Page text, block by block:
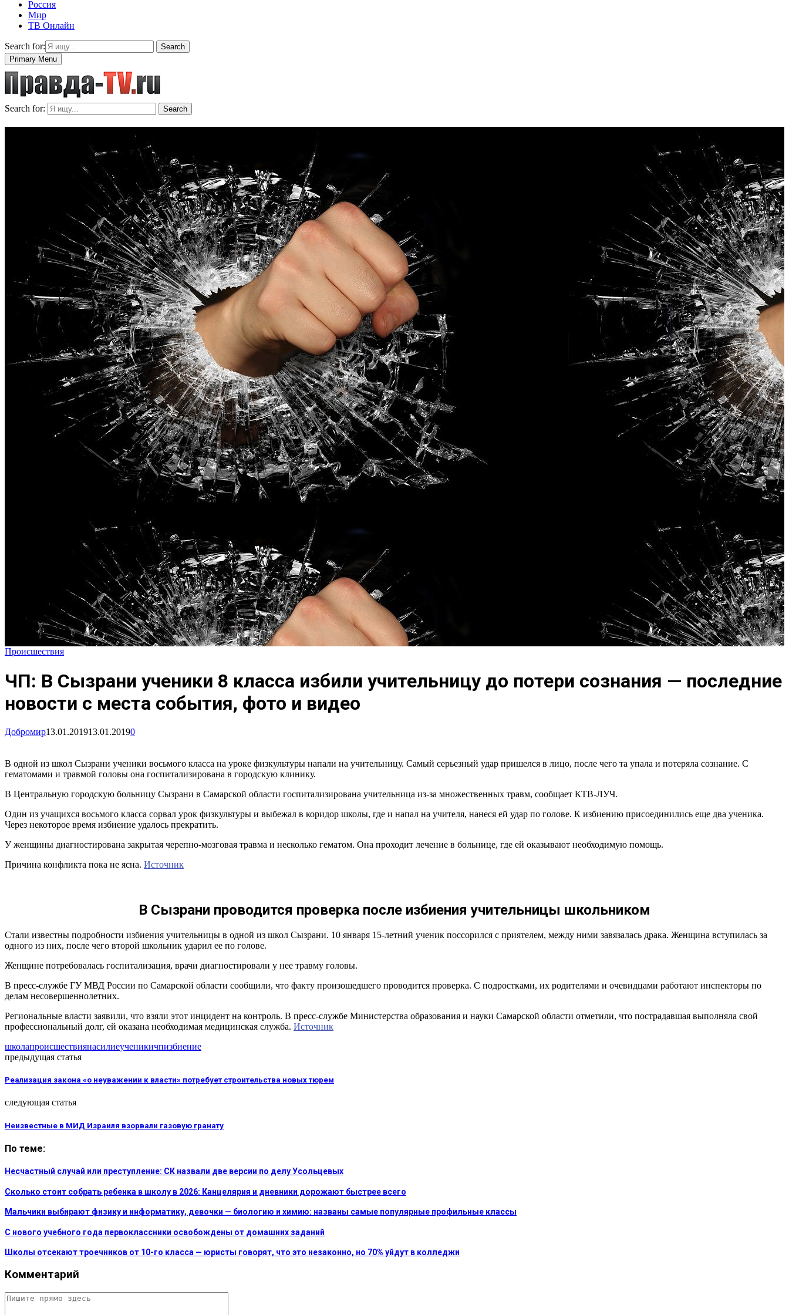
Россия
Мир
ТВ Онлайн
Search for:
Search
Primary Menu
Search for: Search
Происшествия
ЧП: В Сызрани ученики 8 класса избили учительницу до потери сознания — последние
новости с места события, фото и видео
Добромир13.01.201913.01.20190
В одной из школ Сызрани ученики восьмого класса на уроке физкультуры напали на учительницу. Самый серьезный удар пришелся в лицо, после чего та упала и потеряла сознание. С
гематомами и травмой головы она госпитализирована в городскую клинику.
В Центральную городскую больницу Сызрани в Самарской области госпитализирована учительница из-за множественных травм, сообщает КТВ-ЛУЧ.
Один из учащихся восьмого класса сорвал урок физкультуры и выбежал в коридор школы, где и напал на учителя, нанеся ей удар по голове. К избиению присоединились еще два ученика.
Через некоторое время избиение удалось прекратить.
У женщины диагностирована закрытая черепно-мозговая травма и несколько гематом. Она проходит лечение в больнице, где ей оказывают необходимую помощь.
Причина конфликта пока не ясна. Источник
В Сызрани проводится проверка после избиения учительницы школьником
Стали известны подробности избиения учительницы в одной из школ Сызрани. 10 января 15-летний ученик поссорился с приятелем, между ними завязалась драка. Женщина вступилась за
одного из них, после чего второй школьник ударил ее по голове.
Женщине потребовалась госпитализация, врачи диагностировали у нее травму головы.
В пресс-службе ГУ МВД России по Самарской области сообщили, что факту произошедшего проводится проверка. С подростками, их родителями и очевидцами работают инспекторы по
делам несовершеннолетних.
Региональные власти заявили, что взяли этот инцидент на контроль. В пресс-службе Министерства образования и науки Самарской области отметили, что пострадавшая выполняла свой
профессиональный долг, ей оказана необходимая медицинская служба. Источник
школапроисшествиянасилиеученикичпизбиение
предыдущая статья
Реализация закона «о неуважении к власти» потребует строительства новых тюрем
следующая статья
Неизвестные в МИД Израиля взорвали газовую гранату
По теме:
Несчастный случай или преступление: СК назвали две версии по делу Усольцевых
Сколько стоит собрать ребенка в школу в 2026: Канцелярия и дневники дорожают быстрее всего
Мальчики выбирают физику и информатику, девочки — биологию и химию: названы самые популярные профильные классы
С нового учебного года первоклассники освобождены от домашних заданий
Школы отсекают троечников от 10-го класса — юристы говорят, что это незаконно, но 70% уйдут в колледжи
Комментарий